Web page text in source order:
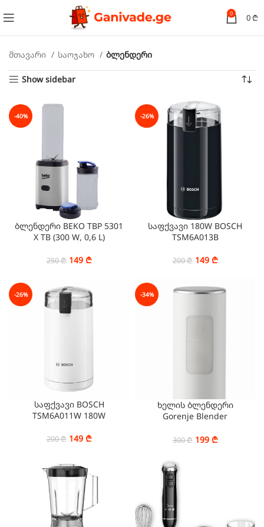
0 0 ₾
მთავარი საოჯახო ბლენდერი
Show sidebar
-40%
ბლენდერი BEKO TBP 5301
X TB (300 W, 0,6 L)
250₾ 149 ₾
-26%
საფქვავი 180W BOSCH
TSM6A013B
200₾ 149 ₾
-26%
საფქვავი BOSCH
TSM6A011W 180W
200₾ 149 ₾
-34%
ხელის ბლენდერი
Gorenje Blender
300₾ 199 ₾